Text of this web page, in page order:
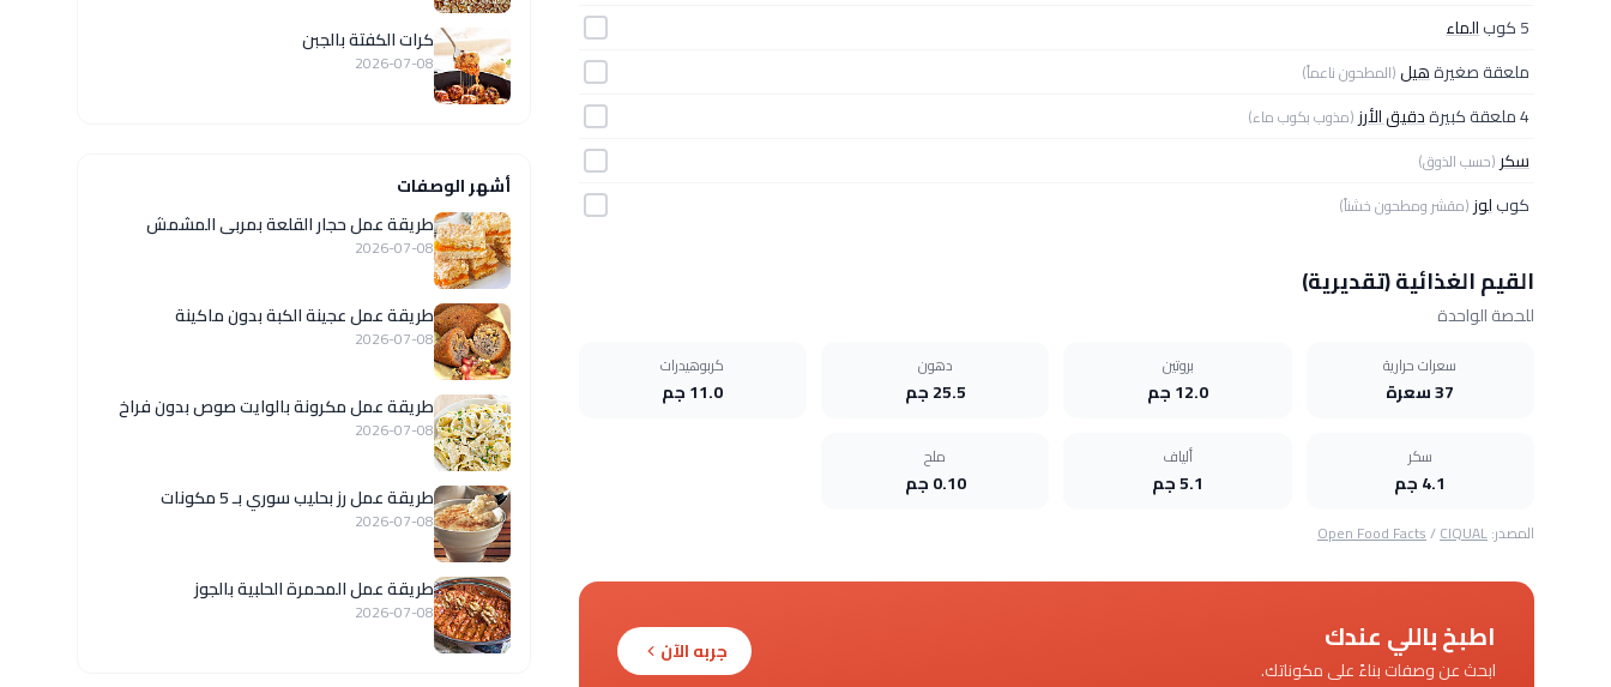
5 كوب
الماء
ملعقة صغيرةهيل(المطحون ناعماً)
4 ملعقة كبيرة دقيق الأرز (مذوب بكوب ماء)
سكر (حسب الذوق)
كوبلوز (مقشر ومطحون خشناً)
القيم الغذائية (تقديرية)
للحصة الواحدة
سعرات حرارية
37 سعرة
بروتين
12.0 جم
دهون
25.5 جم
كربوهيدرات
11.0 جم
سكر
4.1 جم
ألياف
5.1 جم
ملح
0.10 جم
المصدر: Open Food Facts/CIQUAL
اطبخ باللي عندك
ابحث عن وصفات بناءً على مكوناتك.
جربه الآن
كرات الكفتة بالجبن
2026-07-08
أشهر الوصفات
طريقة عمل حجار القلعة بمربى المشمش
2026-07-08
طريقة عمل عجينة الكبة بدون ماكينة
2026-07-08
طريقة عمل مكرونة بالوايت صوص بدون فراخ
2026-07-08
طريقة عمل رز بحليب سوري بـ 5 مكونات
2026-07-08
طريقة عمل المحمرة الحلبية بالجوز
2026-07-08